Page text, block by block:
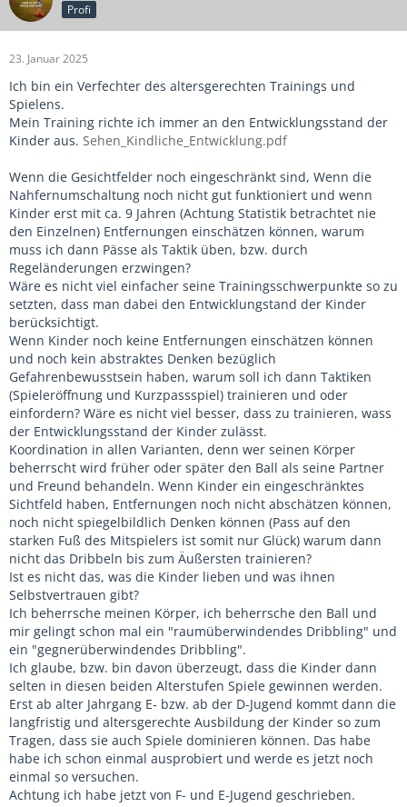
Profi
23. Januar 2025
Ich bin ein Verfechter des altersgerechten Trainings und
Spielens.
Mein Training richte ich immer an den Entwicklungsstand der
Kinder aus. Sehen_Kindliche_Entwicklung.pdf
Wenn die Gesichtfelder noch eingeschränkt sind, Wenn die
Nahfernumschaltung noch nicht gut funktioniert und wenn
Kinder erst mit ca. 9 Jahren (Achtung Statistik betrachtet nie
den Einzelnen) Entfernungen einschätzen können, warum
muss ich dann Pässe als Taktik üben, bzw. durch
Regeländerungen erzwingen?
Wäre es nicht viel einfacher seine Trainingsschwerpunkte so zu
setzten, dass man dabei den Entwicklungstand der Kinder
berücksichtigt.
Wenn Kinder noch keine Entfernungen einschätzen können
und noch kein abstraktes Denken bezüglich
Gefahrenbewusstsein haben, warum soll ich dann Taktiken
(Spieleröffnung und Kurzpassspiel) trainieren und oder
einfordern? Wäre es nicht viel besser, dass zu trainieren, wass
der Entwicklungsstand der Kinder zulässt.
Koordination in allen Varianten, denn wer seinen Körper
beherrscht wird früher oder später den Ball als seine Partner
und Freund behandeln. Wenn Kinder ein eingeschränktes
Sichtfeld haben, Entfernungen noch nicht abschätzen können,
noch nicht spiegelbildlich Denken können (Pass auf den
starken Fuß des Mitspielers ist somit nur Glück) warum dann
nicht das Dribbeln bis zum Äußersten trainieren?
Ist es nicht das, was die Kinder lieben und was ihnen
Selbstvertrauen gibt?
Ich beherrsche meinen Körper, ich beherrsche den Ball und
mir gelingt schon mal ein "raumüberwindendes Dribbling" und
ein "gegnerüberwindendes Dribbling".
Ich glaube, bzw. bin davon überzeugt, dass die Kinder dann
selten in diesen beiden Alterstufen Spiele gewinnen werden.
Erst ab alter Jahrgang E- bzw. ab der D-Jugend kommt dann die
langfristig und altersgerechte Ausbildung der Kinder so zum
Tragen, dass sie auch Spiele dominieren können. Das habe
habe ich schon einmal ausprobiert und werde es jetzt noch
einmal so versuchen.
Achtung ich habe jetzt von F- und E-Jugend geschrieben.